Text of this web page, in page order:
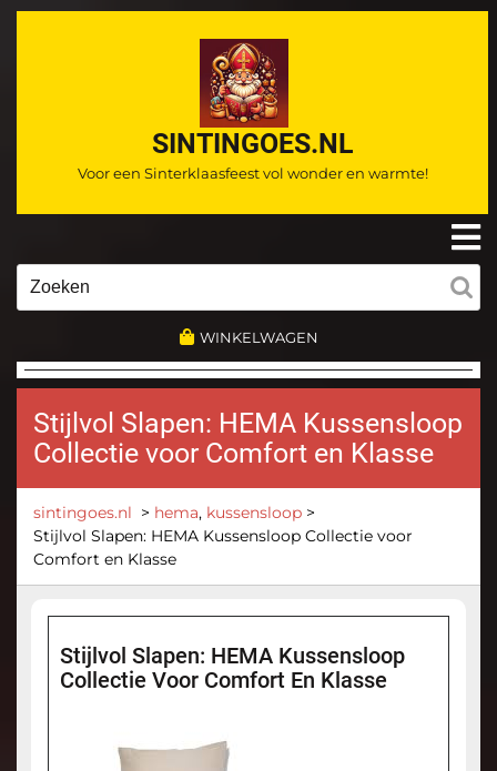
Ga
SINTINGOES.NL
Voor een Sinterklaasfeest vol wonder en warmte!
WINKELWAGEN
Stijlvol Slapen: HEMA Kussensloop
Collectie voor Comfort en Klasse
sintingoes.nl > hema, kussensloop >
Stijlvol Slapen: HEMA Kussensloop Collectie voor
Comfort en Klasse
Stijlvol Slapen: HEMA Kussensloop
Collectie Voor Comfort En Klasse